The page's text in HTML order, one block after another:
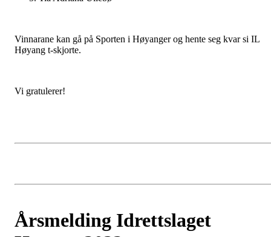
Vinnarane kan gå på Sporten i Høyanger og hente seg kvar si IL
Høyang t-skjorte.
Vi gratulerer!
Årsmelding Idrettslaget